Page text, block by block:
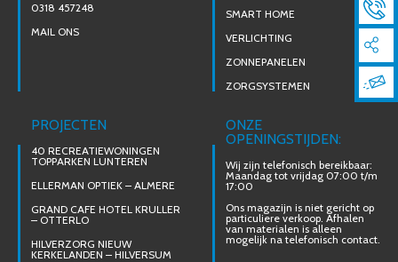
0318 457248
MAIL ONS
SMART HOME
VERLICHTING
ZONNEPANELEN
ZORGSYSTEMEN
PROJECTEN
40 RECREATIEWONINGEN
TOPPARKEN LUNTEREN
ELLERMAN OPTIEK – ALMERE
GRAND CAFE HOTEL KRULLER
– OTTERLO
HILVERZORG NIEUW
KERKELANDEN – HILVERSUM
ONZE
OPENINGSTIJDEN:
Wij zijn telefonisch bereikbaar:
Maandag tot vrijdag 07:00 t/m
17:00
Ons magazijn is niet gericht op
particuliere verkoop. Afhalen
van materialen is alleen
mogelijk na telefonisch contact.